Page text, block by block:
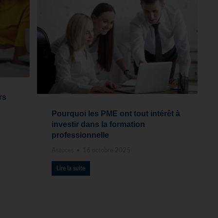
Pourquoi les PME ont tout intérêt à
investir dans la formation
professionnelle
Lire la suite